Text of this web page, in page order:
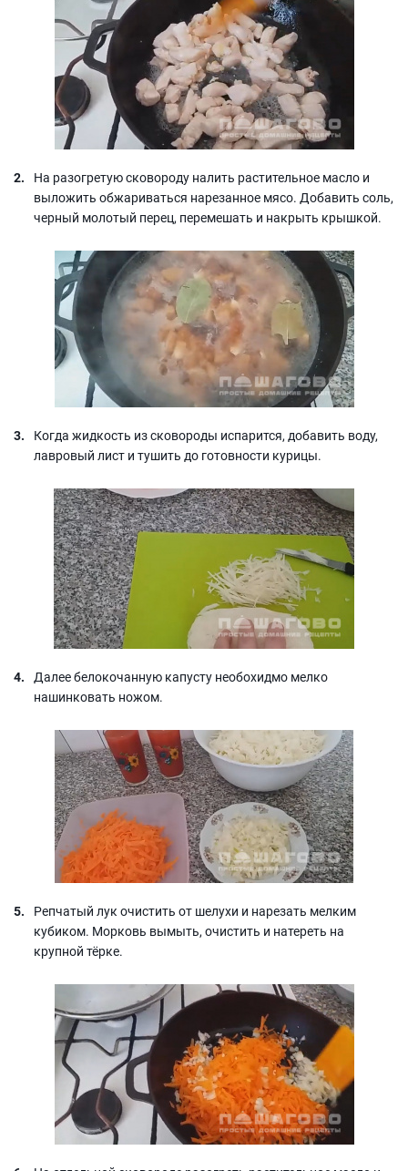
На разогретую сковороду налить растительное масло и
выложить обжариваться нарезанное мясо. Добавить соль,
черный молотый перец, перемешать и накрыть крышкой.
Когда жидкость из сковороды испарится, добавить воду,
лавровый лист и тушить до готовности курицы.
Далее белокочанную капусту необохидмо мелко
нашинковать ножом.
Репчатый лук очистить от шелухи и нарезать мелким
кубиком. Морковь вымыть, очистить и натереть на
крупной тёрке.